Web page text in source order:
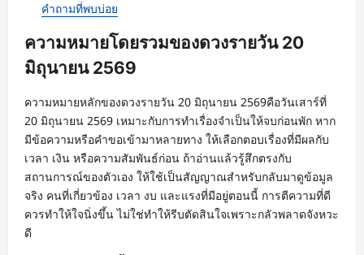
คำถามที่พบบ่อย
ความหมายโดยรวมของดวงรายวัน 20
มิถุนายน 2569
ความหมายหลักของดวงรายวัน 20 มิถุนายน 2569คือวันเสาร์ที่
20 มิถุนายน 2569 เหมาะกับการทำเรื่องจำเป็นให้จบก่อนพัก หาก
มีข้อความหรือคำขอเข้ามาหลายทาง ให้เลือกตอบเรื่องที่มีผลกับ
เวลา เงิน หรือความสัมพันธ์ก่อน ถ้าอ่านแล้วรู้สึกตรงกับ
สถานการณ์ของตัวเอง ให้ใช้เป็นสัญญาณสำหรับกลับมาดูข้อมูล
จริง คนที่เกี่ยวข้อง เวลา งบ และแรงที่มีอยู่ตอนนี้ การตีความที่ดี
ควรทำให้ใจนิ่งขึ้น ไม่ใช่ทำให้รีบตัดสินใจเพราะกลัวพลาดจังหวะ
ดี